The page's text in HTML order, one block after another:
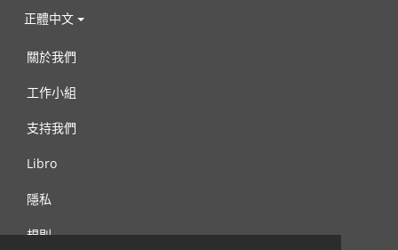
正體中文
關於我們
工作小組
支持我們
Libro
隱私
規則